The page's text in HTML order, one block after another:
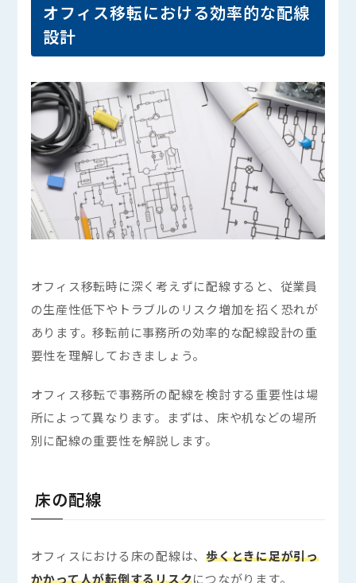
オフィス移転における効率的な配線
設計
オフィス移転時に深く考えずに配線すると、従業員
の生産性低下やトラブルのリスク増加を招く恐れが
あります。移転前に事務所の効率的な配線設計の重
要性を理解しておきましょう。
オフィス移転で事務所の配線を検討する重要性は場
所によって異なります。まずは、床や机などの場所
別に配線の重要性を解説します。
床の配線
オフィスにおける床の配線は、歩くときに足が引っ
かかって人が転倒するリスクにつながります。